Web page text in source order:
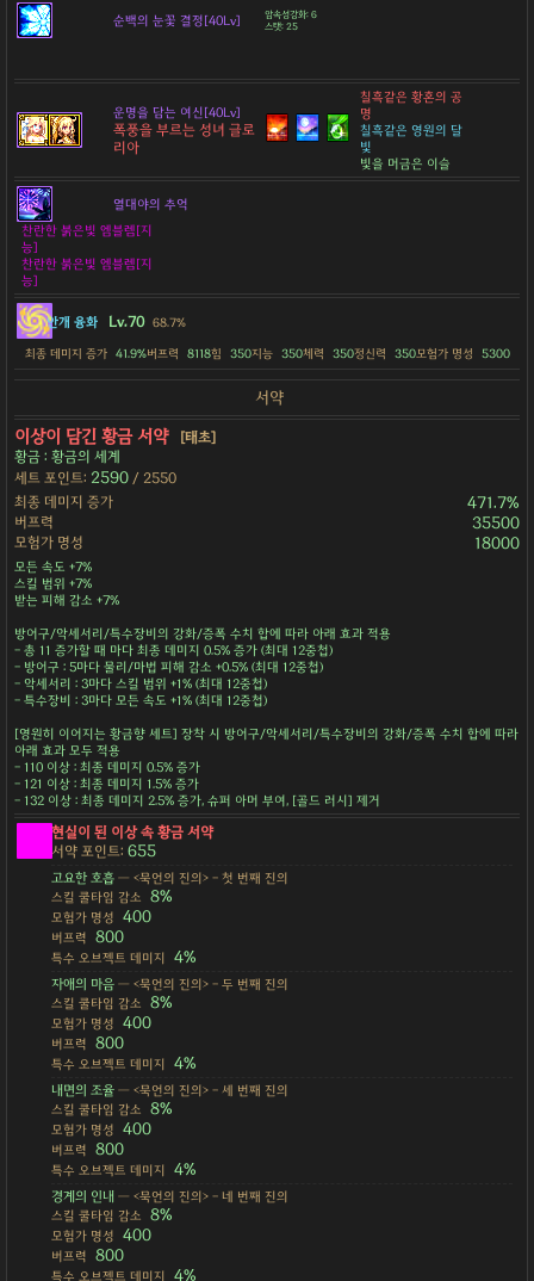
순백의 눈꽃 결정[40Lv]
암속성강화: 6
스탯: 25
운명을 담는 여신[40Lv]
폭풍을 부르는 성녀 글로
리아
칠흑같은 황혼의 공
명
칠흑같은 영원의 달
빛
빛을 머금은 이슬
열대야의 추억
찬란한 붉은빛 엠블렘[지
능]
찬란한 붉은빛 엠블렘[지
능]
안개 융화 Lv.70 68.7%
최종 데미지 증가 41.9%버프력 8118힘 350지능 350체력 350정신력 350모험가 명성 5300
서약
이상이 담긴 황금 서약
[태초]
황금 : 황금의 세계
세트 포인트: 2590 / 2550
최종 데미지 증가
471.7%
버프력 35500
모험가 명성 18000
모든 속도 +7%
스킬 범위 +7%
받는 피해 감소 +7%
방어구/악세서리/특수장비의 강화/증폭 수치 합에 따라 아래 효과 적용
- 총 11 증가할 때 마다 최종 데미지 0.5% 증가 (최대 12중첩)
- 방어구 : 5마다 물리/마법 피해 감소 +0.5% (최대 12중첩)
- 악세서리 : 3마다 스킬 범위 +1% (최대 12중첩)
- 특수장비 : 3마다 모든 속도 +1% (최대 12중첩)
[영원히 이어지는 황금향 세트] 장착 시 방어구/악세서리/특수장비의 강화/증폭 수치 합에 따라
아래 효과 모두 적용
- 110 이상 : 최종 데미지 0.5% 증가
- 121 이상 : 최종 데미지 1.5% 증가
- 132 이상 : 최종 데미지 2.5% 증가, 슈퍼 아머 부여, [골드 러시] 제거
현실이 된 이상 속 황금 서약
서약 포인트:655
고요한 호흡— <묵언의 진의> - 첫 번째 진의
스킬 쿨타임 감소
8%
모험가 명성 400
버프력 800
특수 오브젝트 데미지 4%
자애의 마음— <묵언의 진의> - 두 번째 진의
스킬 쿨타임 감소
8%
모험가 명성 400
버프력 800
특수 오브젝트 데미지 4%
내면의 조율— <묵언의 진의> - 세 번째 진의
스킬 쿨타임 감소
8%
모험가 명성 400
버프력 800
특수 오브젝트 데미지 4%
경계의 인내— <묵언의 진의> - 네 번째 진의
스킬 쿨타임 감소
8%
모험가 명성 400
버프력 800
특수 오브젝트 데미지 4%